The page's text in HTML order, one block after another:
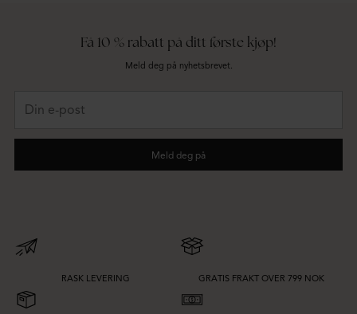
Få 10 % rabatt på ditt første kjøp!
Meld deg på nyhetsbrevet.
Meld deg på
RASK LEVERING GRATIS FRAKT OVER 799 NOK